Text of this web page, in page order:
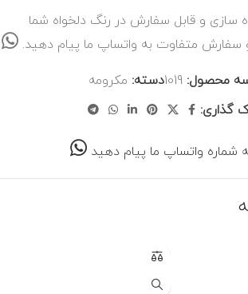
متفاوت به واتساپ ما پیام دهید.
محصول:1019دسته: مکرومه
گذاری:
واتساپ ما پیام دهید